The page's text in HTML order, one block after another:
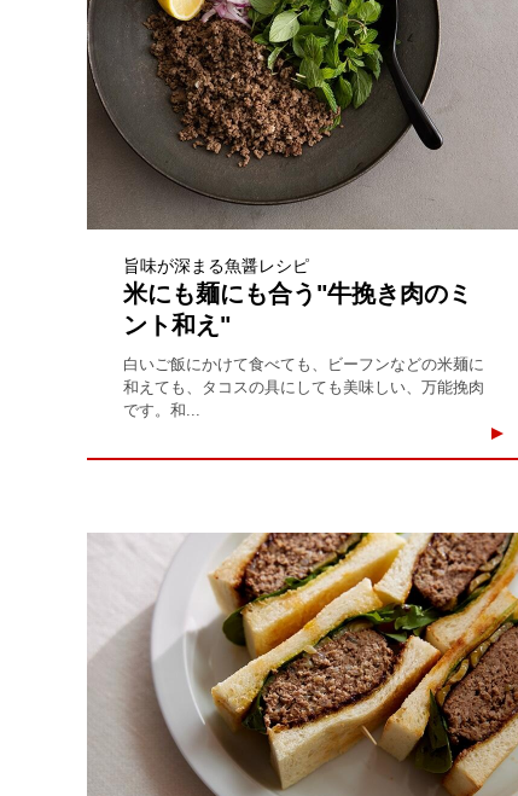
旨味が深まる魚醤レシピ
米にも麺にも合う"牛挽き肉のミ
ント和え"
白いご飯にかけて食べても、ビーフンなどの米麺に
和えても、タコスの具にしても美味しい、万能挽肉
です。和...